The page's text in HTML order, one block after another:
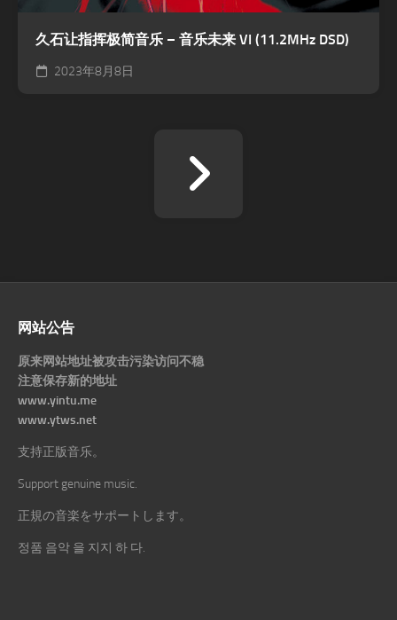
久石让指挥极简音乐 – 音乐未来 VI (11.2MHz DSD)
2023年8月8日
网站公告
原来网站地址被攻击污染访问不稳
注意保存新的地址
www.yintu.me
www.ytws.net
支持正版音乐。
Support genuine music.
正規の音楽をサポートします。
정품 음악 을 지지 하 다.